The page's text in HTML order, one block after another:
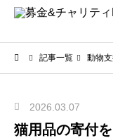
記事一覧 動物
2026.03.07
猫用品の寄付